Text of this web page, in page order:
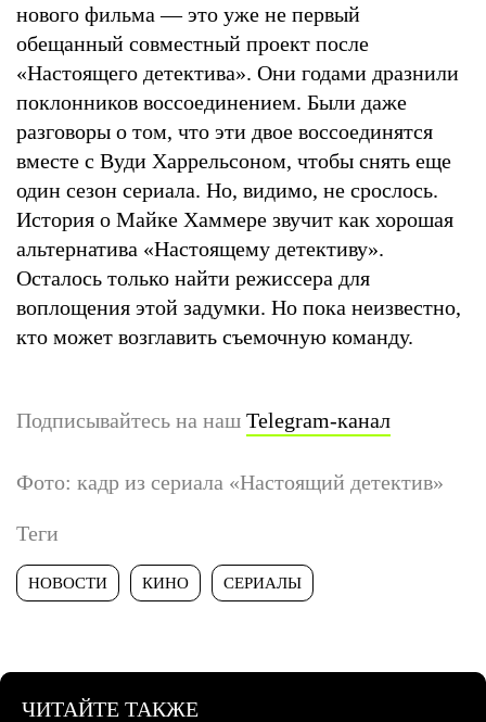
нового фильма — это уже не первый
обещанный совместный проект после
«Настоящего детектива». Они годами дразнили
поклонников воссоединением. Были даже
разговоры о том, что эти двое воссоединятся
вместе с Вуди Харрельсоном, чтобы снять еще
один сезон сериала. Но, видимо, не срослось.
История о Майке Хаммере звучит как хорошая
альтернатива «Настоящему детективу».
Осталось только найти режиссера для
воплощения этой задумки. Но пока неизвестно,
кто может возглавить съемочную команду.
Подписывайтесь на наш Telegram-канал
Фото: кадр из сериала «Настоящий детектив»
Теги
НОВОСТИ КИНО СЕРИАЛЫ
ЧИТАЙТЕ ТАКЖЕ